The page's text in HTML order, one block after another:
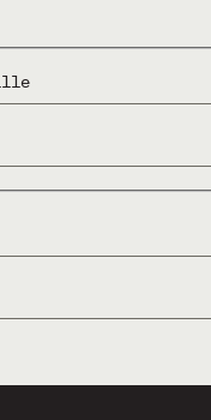
JE
Voir la page
transport